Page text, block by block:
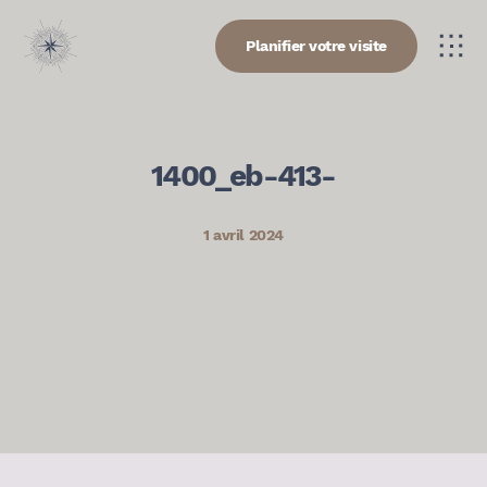
Planifier votre visite
1400_eb-413-
1 avril 2024